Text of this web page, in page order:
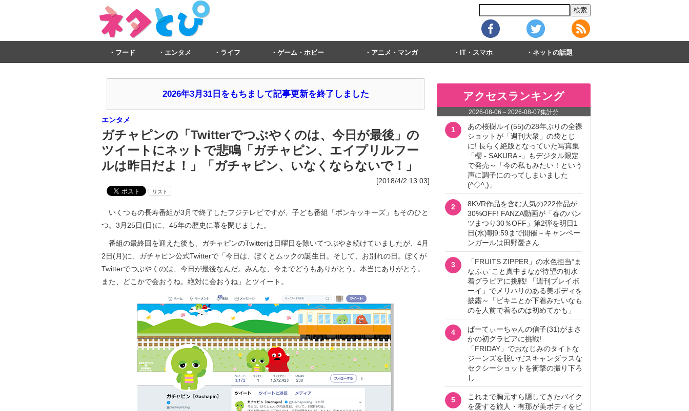
フード エンタメ ライフ ゲーム・ホビー アニメ・マンガ IT・スマホ ネットの話題
2026年3月31日をもちまして記事更新を終了しました
エンタメ
ガチャピンの「Twitterでつぶやくのは、今日が最後」の
ツイートにネットで悲鳴「ガチャピン、エイプリルフー
ルは昨日だよ！」「ガチャピン、いなくならないで！」
[2018/4/2 13:03]
リスト
いくつもの長寿番組が3月で終了したフジテレビですが、子ども番組「ポンキッキーズ」もそのひと
つ。3月25日(日)に、45年の歴史に幕を閉じました。
番組の最終回を迎えた後も、ガチャピンのTwitterは日曜日を除いてつぶやき続けていましたが、4月
2日(月)に、ガチャピン公式Twitterで「今日は、ぼくとムックの誕生日。そして、お別れの日。ぼくが
Twitterでつぶやくのは、今日が最後なんだ。みんな、今までどうもありがとう。本当にありがとう。
また、どこかで会おうね。絶対に会おうね」とツイート。
アクセスランキング
2026-08-06 ～2026-08-07集計分
1
あの桜樹ルイ(55)の28年ぶりの全裸
ショットが「週刊大衆」の袋とじ
に! 長らく絶版となっていた写真集
「櫻 - SAKURA -」もデジタル限定
で発売～「今の私もみたい！という
声に調子にのってしまいました
(^◇^;)」
2
8KVR作品を含む人気の222作品が
30%OFF! FANZA動画が「春のパン
ツまつり30％OFF」第2弾を明日1
日(水)朝9:59まで開催～キャンペー
ンガールは田野憂さん
3
「FRUITS ZIPPER」の水色担当“ま
なふぃ”こと真中まなが待望の初水
着グラビアに挑戦! 「週刊プレイボ
ーイ」でメリハリのある美ボディを
披露～「ビキニとか下着みたいなも
のを人前で着るのは初めてかも」
4
ぱーてぃーちゃんの信子(31)がまさ
かの初グラビアに挑戦!
「FRIDAY」でおなじみのタイトな
ジーンズを脱いだスキャンダラスな
セクシーショットを衝撃の撮り下ろ
し
5
これまで胸元すら隠してきたバイク
を愛する旅人・有那が美ボディをビ